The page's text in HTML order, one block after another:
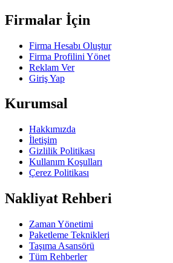
Firmalar İçin
Firma Hesabı Oluştur
Firma Profilini Yönet
Reklam Ver
Giriş Yap
Kurumsal
Hakkımızda
İletişim
Gizlilik Politikası
Kullanım Koşulları
Çerez Politikası
Nakliyat Rehberi
Zaman Yönetimi
Paketleme Teknikleri
Taşıma Asansörü
Tüm Rehberler